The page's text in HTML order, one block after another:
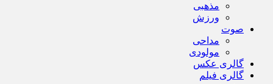
مذهبی
ورزش
صوت
مداحی
مولودی
گالری عکس
گالری فیلم